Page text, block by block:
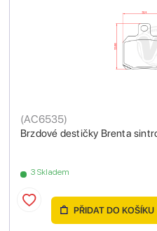
Brzdové destičky Brenta
(AC6535)
3 Skladem
PŘIDAT DO KOŠÍKU